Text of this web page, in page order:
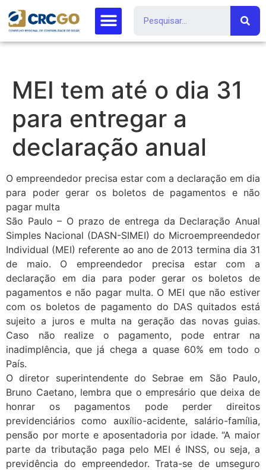
MEI tem até o dia 31
para entregar a
declaração anual
O empreendedor precisa estar com a declaração em dia
para poder gerar os boletos de pagamentos e não
pagar multa
São Paulo – O prazo de entrega da Declaração Anual
Simples Nacional (DASN-SIMEI) do Microempreendedor
Individual (MEI) referente ao ano de 2013 termina dia 31
de maio. O empreendedor precisa estar com a
declaração em dia para poder gerar os boletos de
pagamentos e não pagar multa. O MEI que não estiver
com os boletos de pagamento do DAS quitados está
sujeito a juros e multa na geração das novas guias.
Caso não realize o pagamento, pode entrar na
inadimplência, que já chega a quase 60% em todo o
País.
O diretor superintendente do Sebrae em São Paulo,
Bruno Caetano, lembra que o empresário que deixa de
honrar os pagamentos pode perder direitos
previdenciários como auxílio-acidente, salário-família,
pensão por morte e aposentadoria por idade. “A maior
parte da tributação paga pelo MEI é INSS, ou seja, a
previdência do empreendedor. Trata-se de umseguro